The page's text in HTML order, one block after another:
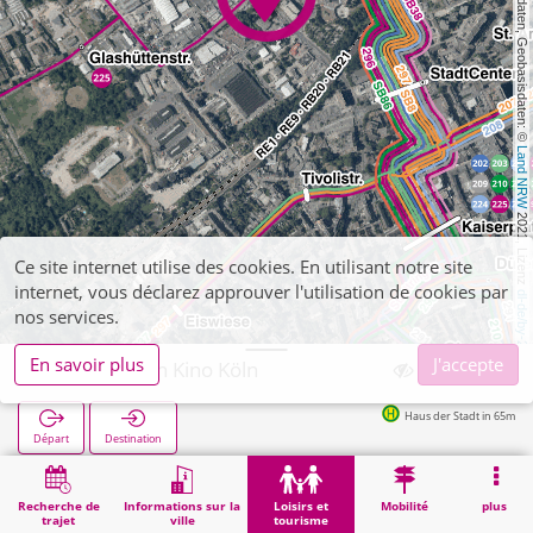
, Kartendaten, Geobasisdaten: ©
Land NRW
2021, Lizenz
dl-de/by-2-0
Recherche de
trajet
Informations sur la
ville
Loisirs et
tourisme
Mobilité plus
Köln, Lumen Kino Köln
Départ Destination
Haus der Stadt in 65m
Démarrage Loisirs et tourisme Köln, Lumen Kino Köln
Ce site internet utilise des cookies. En utilisant notre site
internet, vous déclarez approuver l'utilisation de cookies par
nos services.
En savoir plus
J'accepte